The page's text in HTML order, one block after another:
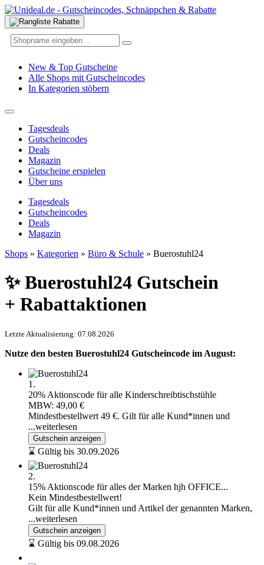
New & Top Gutscheine
Alle Shops mit Gutscheincodes
In Kategorien stöbern
Tagesdeals
Gutscheincodes
Deals
Magazin
Gutscheine erspielen
Über uns
Tagesdeals
Gutscheincodes
Deals
Magazin
Shops » Kategorien » Büro & Schule » Buerostuhl24
✨ Buerostuhl24 Gutschein
+ Rabattaktionen
Letzte Aktualisierung: 07.08.2026
Nutze den besten Buerostuhl24 Gutscheincode im August:
1.
20% Aktionscode für alle Kinderschreibtischstühle
MBW: 49,00 €
Mindestbestellwert 49 €. Gilt für alle Kund*innen und
...weiterlesen
Gutschein anzeigen
⌛ Gültig bis 30.09.2026
2.
15% Aktionscode für alles der Marken hjh OFFICE...
Kein Mindestbestellwert!
Gilt für alle Kund*innen und Artikel der genannten Marken,
...weiterlesen
Gutschein anzeigen
⌛ Gültig bis 09.08.2026